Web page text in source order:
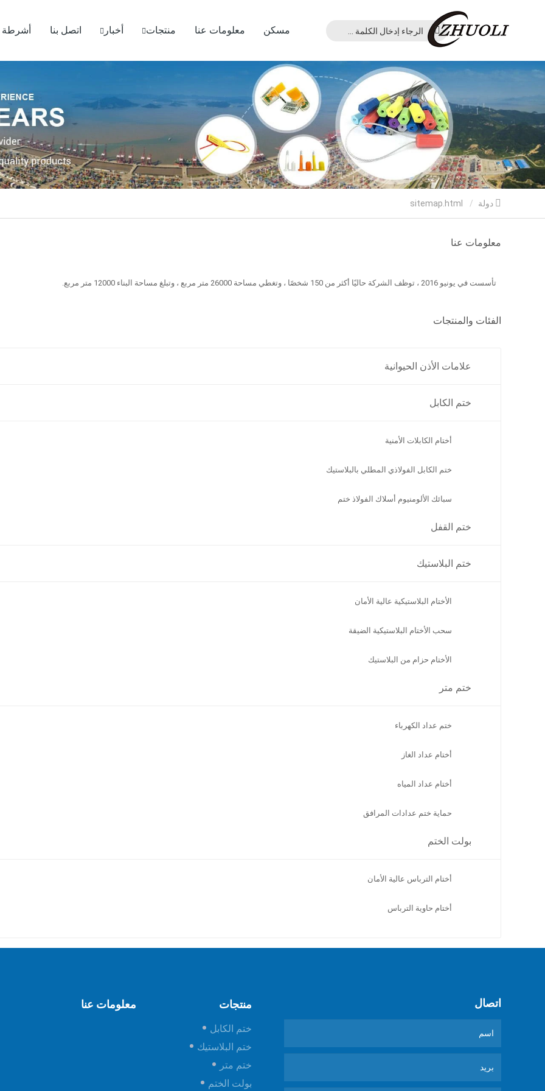
مسكن معلومات عنا منتجات أخبار اتصل بنا أشرطة
معلومات عنا
تأسست في يونيو 2016 ، توظف الشركة حاليًا أكثر من 150 شخصًا ، وتغطي مساحة 26000 متر مربع ، وتبلغ مساحة البناء 12000 متر مربع.
الفئات والمنتجات
علامات الأذن الحيوانية
ختم الكابل
أختام الكابلات الأمنية
ختم الكابل الفولاذي المطلي بالبلاستيك
سبائك الألومنيوم أسلاك الفولاذ ختم
ختم القفل
ختم البلاستيك
الأختام البلاستيكية عالية الأمان
سحب الأختام البلاستيكية الضيقة
الأختام حزام من البلاستيك
ختم متر
ختم عداد الكهرباء
أختام عداد الغاز
أختام عداد المياه
حماية ختم عدادات المرافق
بولت الختم
أختام الترباس عالية الأمان
أختام حاوية الترباس
معلومات عنا منتجات
ختم الكابل
ختم البلاستيك
ختم متر
بولت الختم
اتصال